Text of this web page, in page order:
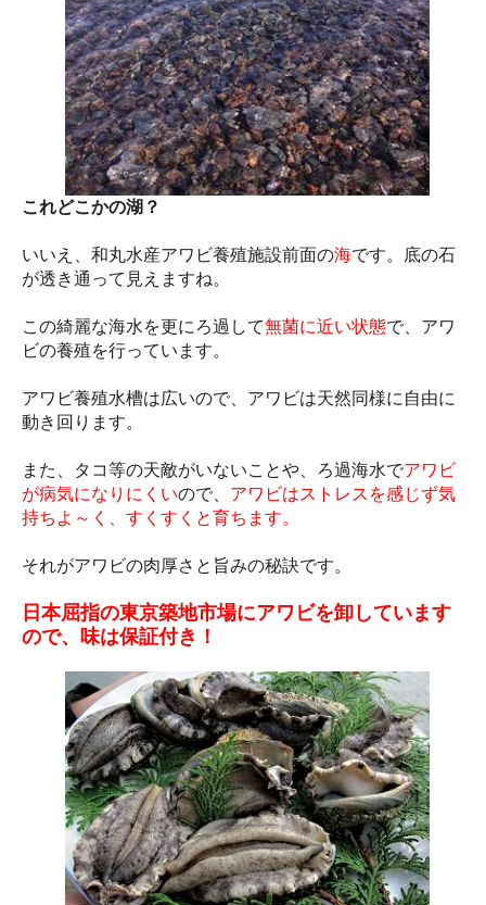
これどこかの湖？
いいえ、和丸水産アワビ養殖施設前面の海です。底の石
が透き通って見えますね。
この綺麗な海水を更にろ過して無菌に近い状態で、アワ
ビの養殖を行っています。
アワビ養殖水槽は広いので、アワビは天然同様に自由に
動き回ります。
また、タコ等の天敵がいないことや、ろ過海水でアワビ
が病気になりにくいので、 アワビはストレスを感じず気
持ちよ～く、すくすくと育ちます。
それがアワビの肉厚さと旨みの秘訣です。
日本屈指の東京築地市場にアワビを卸しています
ので、味は保証付き！